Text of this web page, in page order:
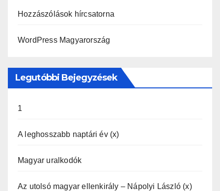
Hozzászólások hírcsatorna
WordPress Magyarország
Legutóbbi Bejegyzések
1
A leghosszabb naptári év (x)
Magyar uralkodók
Az utolsó magyar ellenkirály – Nápolyi László (x)